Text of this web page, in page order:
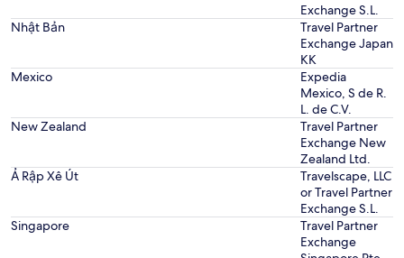
Exchange S.L.
Nhật Bản
Travel Partner
Exchange Japan
KK
Mexico
Expedia
Mexico, S de R.
L. de C.V.
New Zealand
Travel Partner
Exchange New
Zealand Ltd.
Ả Rập Xê Út
Travelscape, LLC
or Travel Partner
Exchange S.L.
Singapore
Travel Partner
Exchange